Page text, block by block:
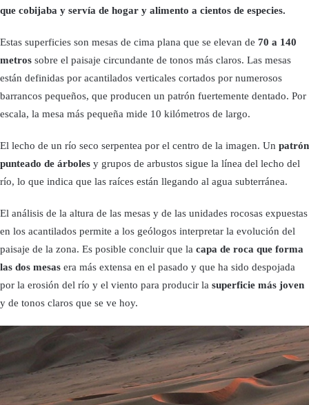
que cobijaba y servía de hogar y alimento a cientos de especies.
Estas superficies son mesas de cima plana que se elevan de 70 a 140
metros sobre el paisaje circundante de tonos más claros. Las mesas
están definidas por acantilados verticales cortados por numerosos
barrancos pequeños, que producen un patrón fuertemente dentado. Por
escala, la mesa más pequeña mide 10 kilómetros de largo.
El lecho de un río seco serpentea por el centro de la imagen. Un patrón
punteado de árboles y grupos de arbustos sigue la línea del lecho del
río, lo que indica que las raíces están llegando al agua subterránea.
El análisis de la altura de las mesas y de las unidades rocosas expuestas
en los acantilados permite a los geólogos interpretar la evolución del
paisaje de la zona. Es posible concluir que la capa de roca que forma
las dos mesas era más extensa en el pasado y que ha sido despojada
por la erosión del río y el viento para producir la superficie más joven
y de tonos claros que se ve hoy.